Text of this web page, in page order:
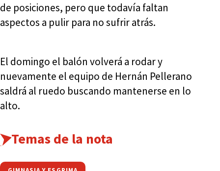
de posiciones, pero que todavía faltan
aspectos a pulir para no sufrir atrás.
El domingo el balón volverá a rodar y
nuevamente el equipo de Hernán Pellerano
saldrá al ruedo buscando mantenerse en lo
alto.
Temas de la nota